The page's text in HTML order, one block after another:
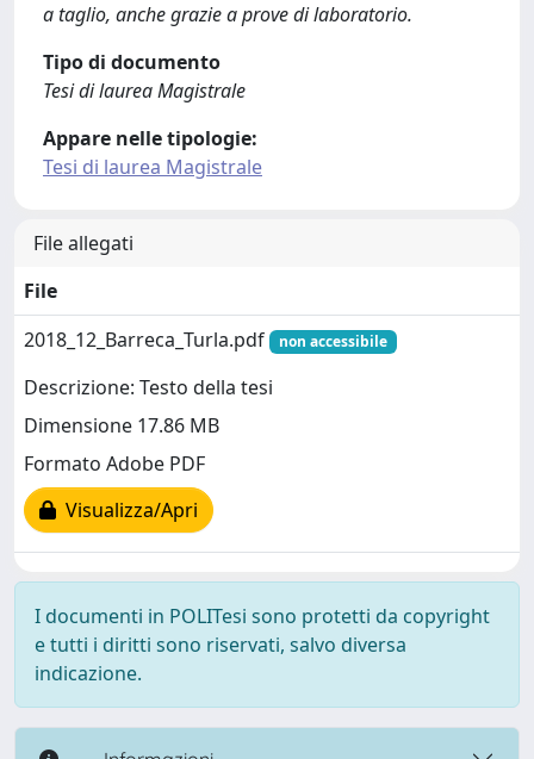
a taglio, anche grazie a prove di laboratorio.
Tipo di documento
Tesi di laurea Magistrale
Appare nelle tipologie:
Tesi di laurea Magistrale
File allegati
File
2018_12_Barreca_Turla.pdf
non accessibile
Descrizione: Testo della tesi
Dimensione 17.86 MB
Formato Adobe PDF
Visualizza/Apri
I documenti in POLITesi sono protetti da copyright
e tutti i diritti sono riservati, salvo diversa
indicazione.